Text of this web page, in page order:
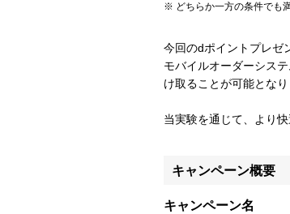
どちらか一方の条件でも
今回のdポイントプレゼ
モバイルオーダーシス
け取ることが可能となり
当実験を通じて、より
キャンペーン概要
キャンペーン名